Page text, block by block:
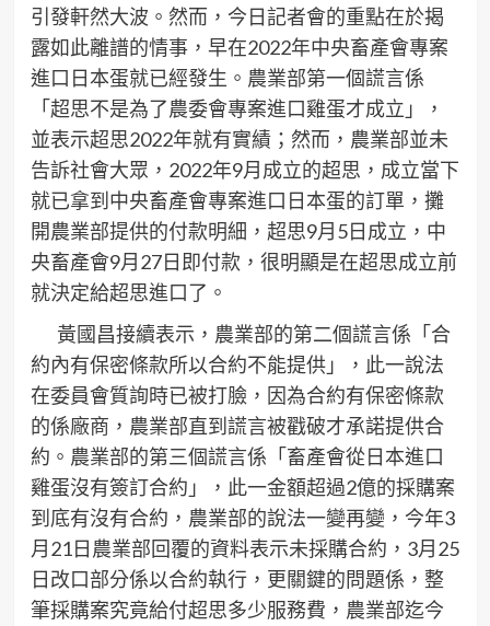
引發軒然大波。然而，今日記者會的重點在於揭
露如此離譜的情事，早在2022年中央畜產會專案
進口日本蛋就已經發生。農業部第一個謊言係
「超思不是為了農委會專案進口雞蛋才成立」，
並表示超思2022年就有實績；然而，農業部並未
告訴社會大眾，2022年9月成立的超思，成立當下
就已拿到中央畜產會專案進口日本蛋的訂單，攤
開農業部提供的付款明細，超思9月5日成立，中
央畜產會9月27日即付款，很明顯是在超思成立前
就決定給超思進口了。
黃國昌接續表示，農業部的第二個謊言係「合
約內有保密條款所以合約不能提供」，此一說法
在委員會質詢時已被打臉，因為合約有保密條款
的係廠商，農業部直到謊言被戳破才承諾提供合
約。農業部的第三個謊言係「畜產會從日本進口
雞蛋沒有簽訂合約」，此一金額超過2億的採購案
到底有沒有合約，農業部的說法一變再變，今年3
月21日農業部回覆的資料表示未採購合約，3月25
日改口部分係以合約執行，更關鍵的問題係，整
筆採購案究竟給付超思多少服務費，農業部迄今